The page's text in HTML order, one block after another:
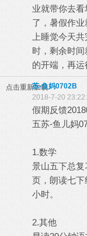
业就带你去
了，暑假作
上睡觉今天
时，剩余时
的开端，再运
点击重新加载苏-鱼妈0702B
2018-7-20
假期反馈
五苏-鱼儿妈
1.数学
景山五下总
页，朗读七
小时。
2.其他